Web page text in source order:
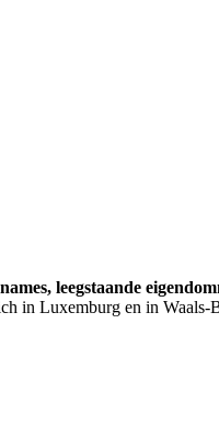
leegstaande
in Luxemburg en in Waals-